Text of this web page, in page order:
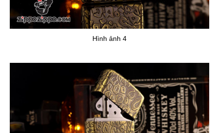
Hình ảnh 4